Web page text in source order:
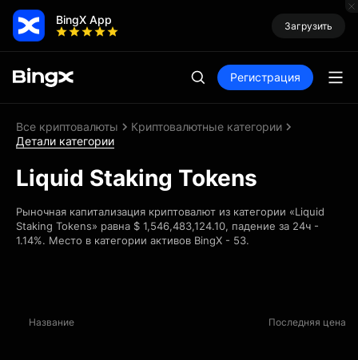
BingX App Загрузить
Регистрация
Все криптовалюты
Криптовалютные категории
Детали категории
Liquid Staking Tokens
Рыночная капитализация криптовалют из категории «Liquid
Staking Tokens» равна $ 1,546,483,124.10, падение за 24ч -
1.14%. Место в категории активов BingX - 53.
Название Последняя цена